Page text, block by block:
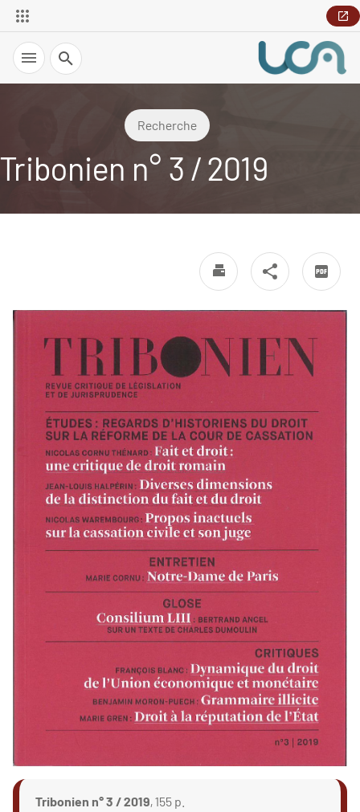
Recherche
Recherche
Tribonien n° 3 / 2019
Tribonien n° 3 / 2019, 155 p.